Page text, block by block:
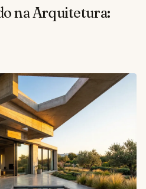
na Arquitetura: